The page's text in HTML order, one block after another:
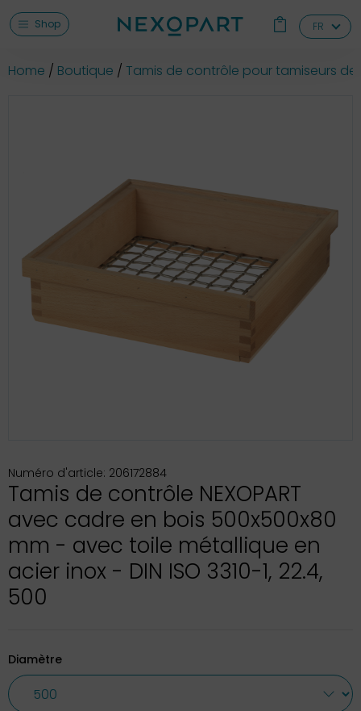
Shop FR
Home Boutique Tamis de contrôle pour tamiseurs
Numéro d'article: 206172884
Tamis de contrôle NEXOPART
avec cadre en bois 500x500x80
mm - avec toile métallique en
acier inox - DIN ISO 3310-1, 22.4,
500
Diamètre